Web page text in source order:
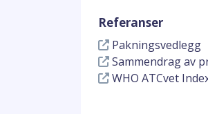
Referanser
Pakningsvedlegg
Sammendrag av
WHO ATCvet